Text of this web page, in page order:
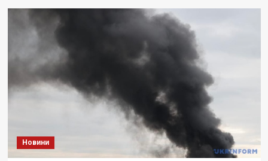
Новини